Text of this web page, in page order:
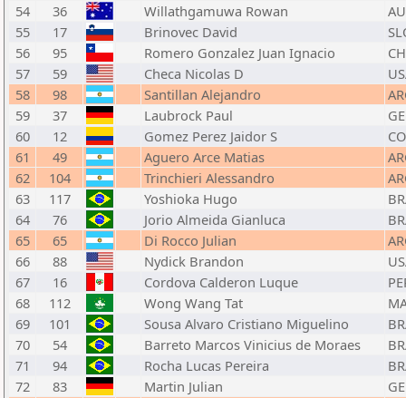
54
36 Willathgamuwa Rowan
55
17 Brinovec David
56
95 Romero Gonzalez Juan Ignacio
57
59 Checa Nicolas D
58
98 Santillan Alejandro
59
37 Laubrock Paul
60
12 Gomez Perez Jaidor S
61
49 Aguero Arce Matias
62
104 Trinchieri Alessandro
63
117 Yoshioka Hugo
64
76 Jorio Almeida Gianluca
65
65 Di Rocco Julian
66
88 Nydick Brandon
67
16 Cordova Calderon Luque
68
112 Wong Wang Tat
69
101 Sousa Alvaro Cristiano Miguelino
70
54 Barreto Marcos Vinicius de Moraes
71
94 Rocha Lucas Pereira
72
83 Martin Julian